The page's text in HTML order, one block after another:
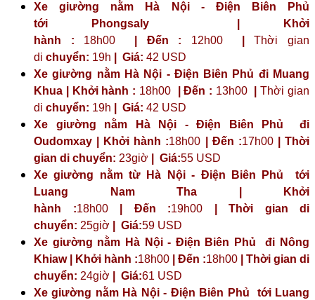
Xe giường nằm Hà Nội - Điện Biên Phủ
tới
Phongsaly | Khởi
hành : 18h00 | Đến : 12h00|Thời gian
di chuyển: 19h Giá: 42 USD
Xe giường nằm Hà Nội - Điện Biên Phủ đi Muang
Khua | Khởi hành : 18h00| Đến : 13h00|Thời gian
di chuyển: 19h Giá: 42 USD
Xe giường nằm Hà Nội - Điện Biên Phủ đi
Oudomxay | Khởi hành :18h00 | Đến :17h00| Thời
gian di chuyển: 23giờ | Giá:55 USD
Xe giường nằm từ Hà Nội - Điện Biên Phủ tới
Luang Nam Tha | Khởi
hành :18h00| Đến :19h00 | Thời gian di
chuyển: 25giờ | Giá:59 USD
Xe giường nằm Hà Nội - Điện Biên Phủ đi Nông
Khiaw | Khởi hành :18h00 | Đến :18h00 | Thời gian di
chuyển: 24giờ | Giá:61 USD
Xe giường nằm Hà Nội - Điện Biên Phủ tới Luang